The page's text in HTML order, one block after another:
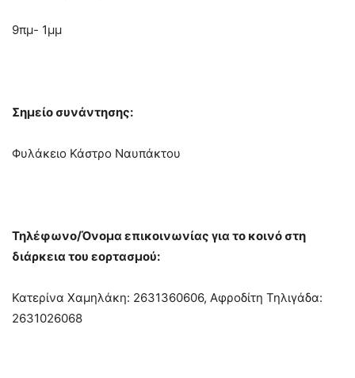
9πμ- 1μμ
Σημείο συνάντησης:
Φυλάκειο Κάστρο Ναυπάκτου
Τηλέφωνο/Όνομα επικοινωνίας για το κοινό στη
διάρκεια του εορτασμού:
Κατερίνα Χαμηλάκη: 2631360606, Αφροδίτη Τηλιγάδα:
2631026068